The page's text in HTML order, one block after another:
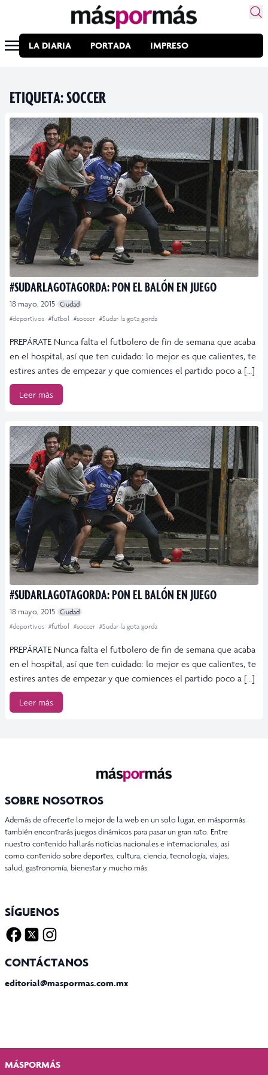
LA DIARIA PORTADA IMPRESO
ETIQUETA:SOCCER
#SUDARLAGOTAGORDA: PON EL BALÓN EN JUEGO
18 mayo, 2015 Ciudad
#deportivos #futbol #soccer #Sudar la gota gorda
PREPÁRATE Nunca falta el futbolero de fin de semana que acaba
en el hospital, así que ten cuidado: lo mejor es que calientes, te
estires antes de empezar y que comiences el partido poco a […]
Leer más
#SUDARLAGOTAGORDA: PON EL BALÓN EN JUEGO
18 mayo, 2015 Ciudad
#deportivos #futbol #soccer #Sudar la gota gorda
PREPÁRATE Nunca falta el futbolero de fin de semana que acaba
en el hospital, así que ten cuidado: lo mejor es que calientes, te
estires antes de empezar y que comiences el partido poco a […]
Leer más
SOBRE NOSOTROS
Además de ofrecerte lo mejor de la web en un solo lugar, en máspormás
también encontrarás juegos dinámicos para pasar un gran rato. Entre
nuestro contenido hallarás noticias nacionales e internacionales, así
como contenido sobre deportes, cultura, ciencia, tecnología, viajes,
salud, gastronomía, bienestar y mucho más.
SÍGUENOS
CONTÁCTANOS
editorial@maspormas.com.mx
MÁSPORMÁS